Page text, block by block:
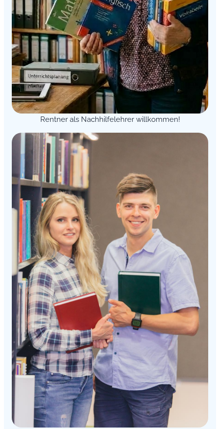
Rentner als Nachhilfelehrer willkommen!